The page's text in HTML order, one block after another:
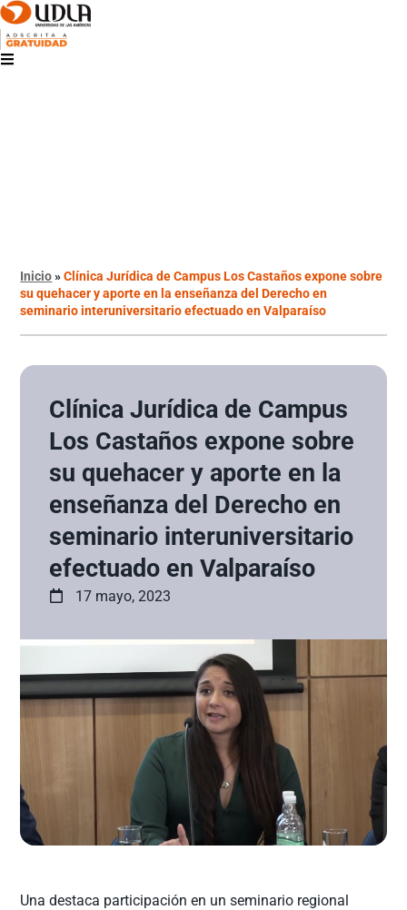
Inicio»Clínica Jurídica de Campus Los Castaños expone sobre
su quehacer y aporte en la enseñanza del Derecho en
seminario interuniversitario efectuado en Valparaíso
Clínica Jurídica de Campus
Los Castaños expone sobre
su quehacer y aporte en la
enseñanza del Derecho en
seminario interuniversitario
efectuado en Valparaíso
17 mayo, 2023
Una destaca participación en un seminario regional